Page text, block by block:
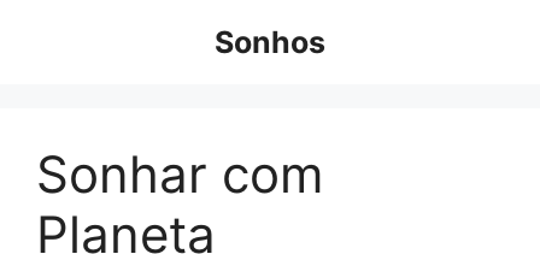
Sonhos
Sonhar com
Planeta